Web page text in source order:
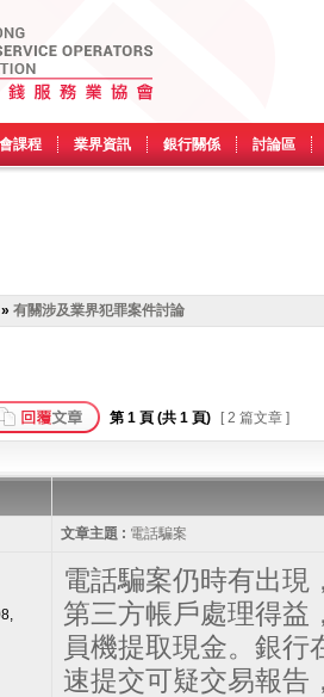
課程 業界資訊 銀行關係 討論區
» 有關涉及業界犯罪案件討論
第 1 頁 (共 1 頁) [ 2 篇文章 ]
文章主題 : 電話騙案
電話騙案仍時有出現
第三方帳戶處理得益
員機提取現金。銀行
速提交可疑交易報告